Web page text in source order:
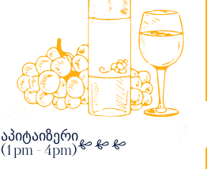
აპიტაიზერი
(1pm - 4pm)